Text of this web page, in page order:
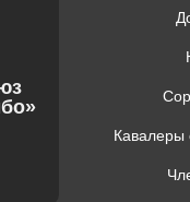
Кавалеры